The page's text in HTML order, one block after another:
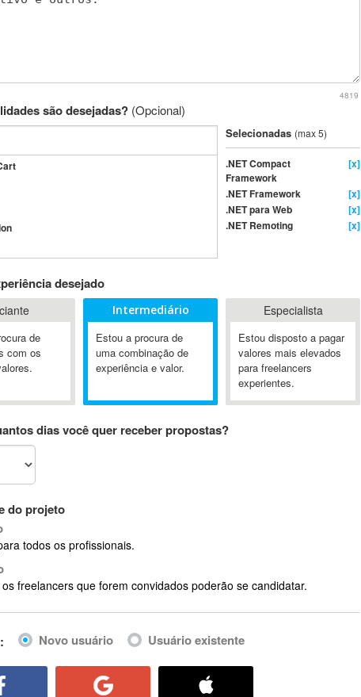
4819
são desejadas? (Opcional)
Diver
Selecionadas (max 5)
.NET Compact
Framework
[x]
.NET Framework
[x]
.NET para Web
[x]
.NET Remoting
[x]
desejado
de
com os
Intermediário
Estou a procura de
uma combinação de
experiência e valor.
Especialista
Estou disposto a pagar
valores mais elevados
para freelancers
experientes.
dias você quer receber propostas?
do projeto
todos os profissionais.
freelancers que forem convidados poderão se candidatar.
Novo usuário Usuário existente